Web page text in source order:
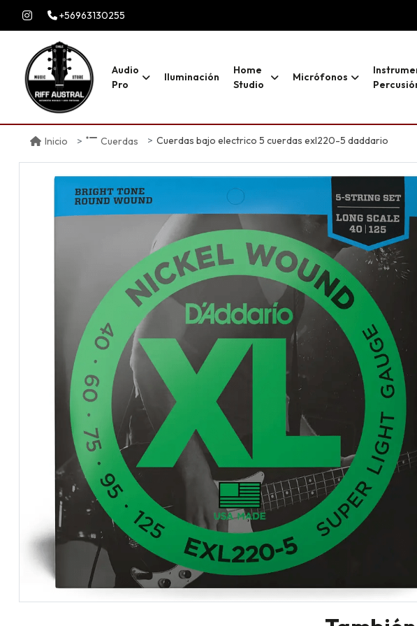
+56963130255
Audio
Pro
Iluminación
Home
Studio
Micrófonos
Inicio Cuerdas Cuerdas bajo electrico 5 cuerdas exl220-5 daddario